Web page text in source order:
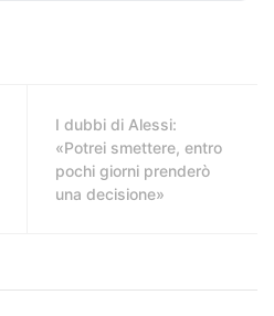
I dubbi di Alessi:
«Potrei smettere, entro
pochi giorni prenderò
una decisione»